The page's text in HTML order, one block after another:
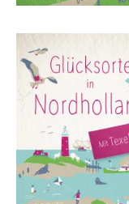
Glücksorte in
Nordholland.
Texel
mehr Infos